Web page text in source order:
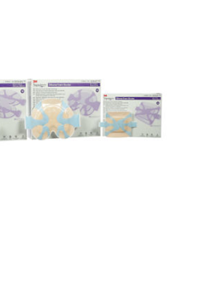
imee ja
haavan
olosuhteita.